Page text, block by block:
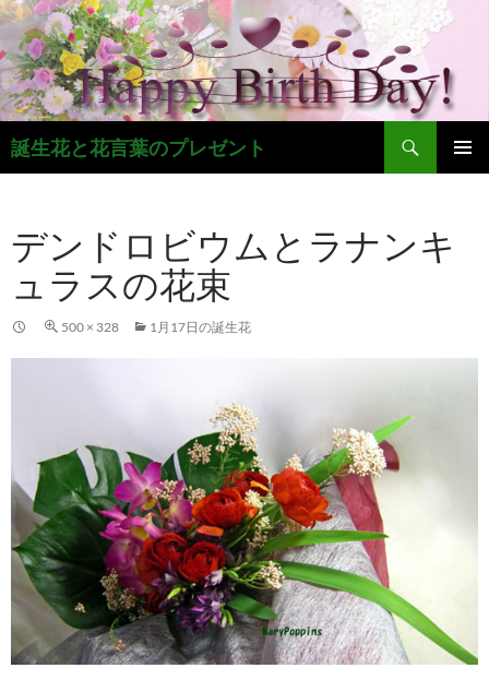
コ
ン
テ
ン
ツ
へ
ス
プ
誕生花と花言葉のプレゼント
検
索
デンドロビウムとラナンキ
ュラスの花束
500 × 328 1月17日の誕生花